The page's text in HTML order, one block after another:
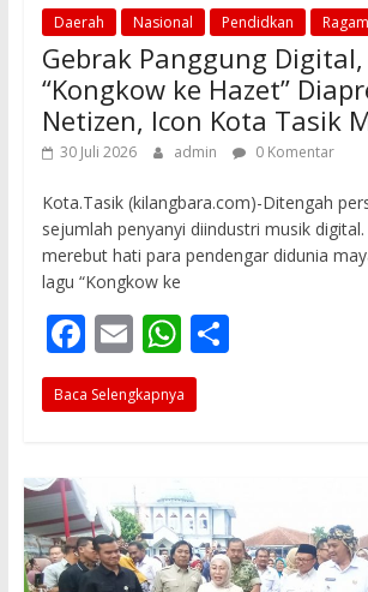
Daerah Nasional Pendidkan Ragam
Gebrak Panggung
“Kongkow ke Hazet”
Netizen, Icon Kota Tasik
30 Juli 2026 admin 0 Komentar
Kota.Tasik (kilangbara.com)-Ditengah
sejumlah penyanyi diindustri musik digital.
merebut hati para pendengar didunia
lagu “Kongkow ke
F
ac
e
o
o
k
E
m
ai
W
h
at
A
p
p
S
Baca Selengkapnya